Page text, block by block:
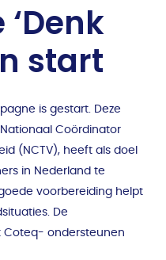
start
is gestart. Deze
Coördinator
(NCTV), heeft als doel
in Nederland te
voorbereiding helpt
De
Coteq- ondersteunen